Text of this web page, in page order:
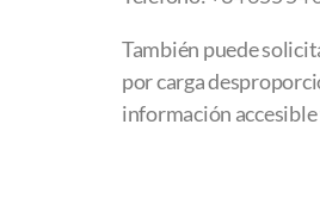
También puede
por carga
información